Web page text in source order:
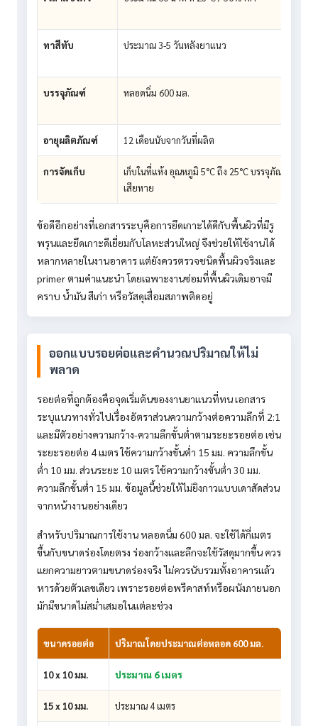
ทาสีทับ ประมาณ 3-5 วันหลังยาแนว
บรรจุภัณฑ์ หลอดนิ่ม 600 มล.
อายุผลิตภัณฑ์ 12 เดือนนับจากวันที่ผลิต
การจัดเก็บ
เก็บในที่แห้ง อุณหภูมิ 5°C ถึง 25°C บรรจุภัณฑ์ปิดสนิ
เสียหาย
ข้อดีอีกอย่างที่เอกสารระบุคือการยึดเกาะได้ดีกับพื้นผิวที่มีรู
พรุนและยึดเกาะดีเยี่ยมกับโลหะส่วนใหญ่ จึงช่วยให้ใช้งานได้
หลากหลายในงานอาคาร แต่ยังควรตรวจชนิดพื้นผิวจริงและ
primer ตามคำแนะนำ โดยเฉพาะงานซ่อมที่พื้นผิวเดิมอาจมี
คราบ น้ำมัน สีเก่า หรือวัสดุเสื่อมสภาพติดอยู่
ออกแบบรอยต่อและคำนวณปริมาณให้ไม่
พลาด
รอยต่อที่ถูกต้องคือจุดเริ่มต้นของงานยาแนวที่ทน เอกสาร
ระบุแนวทางทั่วไปเรื่องอัตราส่วนความกว้างต่อความลึกที่ 2:1
และมีตัวอย่างความกว้าง-ความลึกขั้นต่ำตามระยะรอยต่อ เช่น
ระยะรอยต่อ 4 เมตร ใช้ความกว้างขั้นต่ำ 15 มม. ความลึกขั้น
ต่ำ 10 มม. ส่วนระยะ 10 เมตร ใช้ความกว้างขั้นต่ำ 30 มม.
ความลึกขั้นต่ำ 15 มม. ข้อมูลนี้ช่วยให้ไม่ยิงกาวแบบเดาสัดส่วน
จากหน้างานอย่างเดียว
สำหรับปริมาณการใช้งาน หลอดนิ่ม 600 มล. จะใช้ได้กี่เมตร
ขึ้นกับขนาดร่องโดยตรง ร่องกว้างและลึกจะใช้วัสดุมากขึ้น ควร
แยกความยาวตามขนาดร่องจริง ไม่ควรนับรวมทั้งอาคารแล้ว
หารด้วยตัวเลขเดียว เพราะรอยต่อพรีคาสท์หรือผนังภายนอก
มักมีขนาดไม่สม่ำเสมอในแต่ละช่วง
ขนาดรอยต่อ ปริมาณโดยประมาณต่อหลอด 600 มล.
10 x 10 มม. ประมาณ 6 เมตร
15 x 10 มม. ประมาณ 4 เมตร